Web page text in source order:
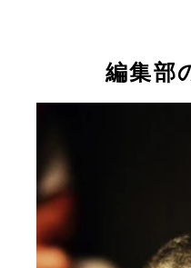
編集部